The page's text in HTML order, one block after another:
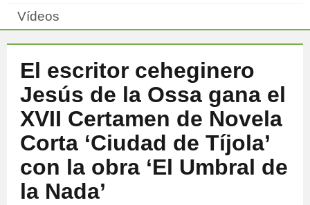
Vídeos
El escritor ceheginero
Jesús de la Ossa gana el
XVII Certamen de Novela
Corta ‘Ciudad de Tíjola’
con la obra ‘El Umbral de
la Nada’